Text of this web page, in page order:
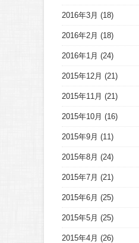
2016年3月 (18)
2016年2月 (18)
2016年1月 (24)
2015年12月 (21)
2015年11月 (21)
2015年10月 (16)
2015年9月 (11)
2015年8月 (24)
2015年7月 (21)
2015年6月 (25)
2015年5月 (25)
2015年4月 (26)